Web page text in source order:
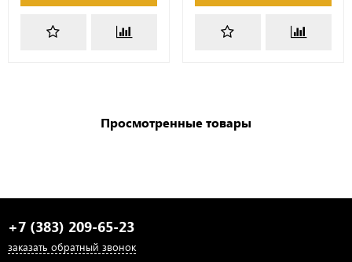
Просмотренные товары
+7 (383) 209-65-23
заказать обратный звонок